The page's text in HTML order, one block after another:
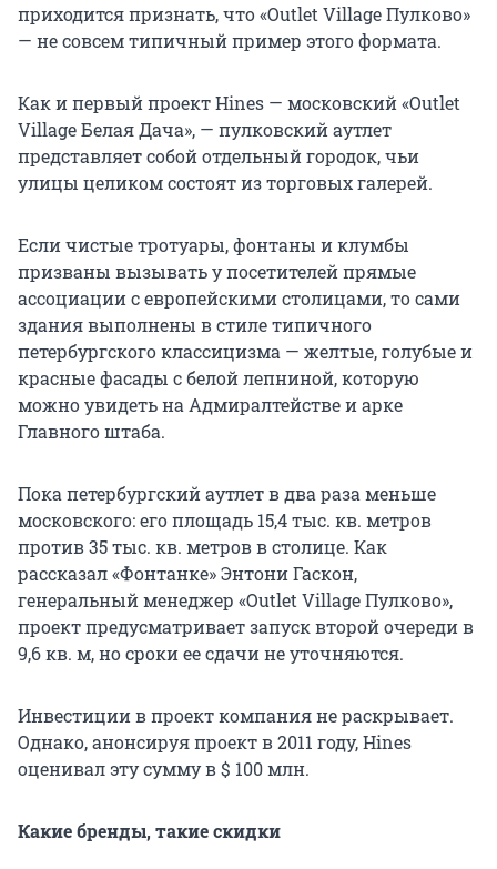
приходится признать, что «Outlet Village Пулково»
— не совсем типичный пример этого формата.
Как и первый проект Hines — московский «Outlet
Village Белая Дача», — пулковский аутлет
представляет собой отдельный городок, чьи
улицы целиком состоят из торговых галерей.
Если чистые тротуары, фонтаны и клумбы
призваны вызывать у посетителей прямые
ассоциации с европейскими столицами, то сами
здания выполнены в стиле типичного
петербургского классицизма — желтые, голубые и
красные фасады с белой лепниной, которую
можно увидеть на Адмиралтействе и арке
Главного штаба.
Пока петербургский аутлет в два раза меньше
московского: его площадь 15,4 тыс. кв. метров
против 35 тыс. кв. метров в столице. Как
рассказал «Фонтанке» Энтони Гаскон,
генеральный менеджер «Outlet Village Пулково»,
проект предусматривает запуск второй очереди в
9,6 кв. м, но сроки ее сдачи не уточняются.
Инвестиции в проект компания не раскрывает.
Однако, анонсируя проект в 2011 году, Hines
оценивал эту сумму в $ 100 млн.
Какие бренды, такие скидки